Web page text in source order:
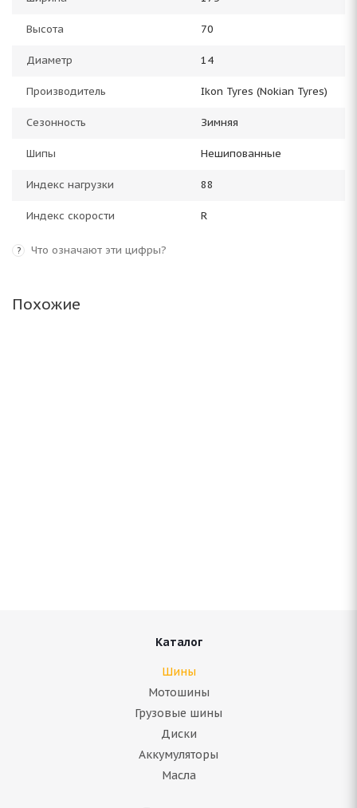
Высота 70
Диаметр 14
Производитель Ikon Tyres (Nokian Tyres)
Сезонность Зимняя
Шипы Нешипованные
Индекс нагрузки 88
Индекс скорости R
? Что означают эти цифры?
Похожие
Каталог
Шины
Мотошины
Грузовые шины
Диски
Аккумуляторы
Масла